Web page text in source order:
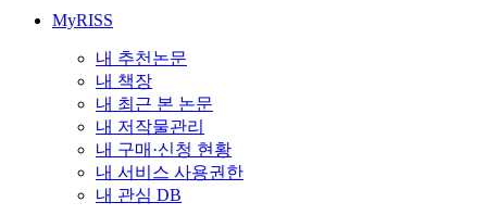
MyRISS
내 추천논문
내 책장
내 최근 본 논문
내 저작물관리
내 구매·신청 현황
내 서비스 사용권한
내 관심 DB